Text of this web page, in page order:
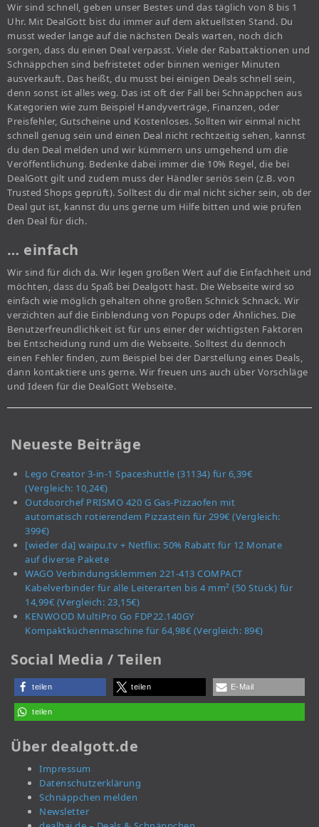
Wir sind schnell, geben unser Bestes und das täglich von 8 bis 1
Uhr. Mit DealGott bist du immer auf dem aktuellsten Stand. Du
musst weder lange auf die nächsten Deals warten, noch dich
sorgen, dass du einen Deal verpasst. Viele der Rabattaktionen und
Schnäppchen sind befristetet oder binnen weniger Minuten
ausverkauft. Das heißt, du musst bei einigen Deals schnell sein,
denn sonst ist alles weg. Das ist oft der Fall bei Schnäppchen aus
Kategorien wie zum Beispiel Handyverträge, Finanzen, oder
Preisfehler, Gutscheine und Kostenloses. Sollten wir einmal nicht
schnell genug sein und einen Deal nicht rechtzeitig sehen, kannst
du den Deal melden und wir kümmern uns umgehend um die
Veröffentlichung. Bedenke dabei immer die 10% Regel, die bei
DealGott gilt und zudem muss der Händler seriös sein (z.B. von
Trusted Shops geprüft). Solltest du dir mal nicht sicher sein, ob der
Deal gut ist, kannst du uns gerne um Hilfe bitten und wie prüfen
den Deal für dich.
… einfach
Wir sind für dich da. Wir legen großen Wert auf die Einfachheit und
möchten, dass du Spaß bei Dealgott hast. Die Webseite wird so
einfach wie möglich gehalten ohne großen Schnick Schnack. Wir
verzichten auf die Einblendung von Popups oder Ähnliches. Die
Benutzerfreundlichkeit ist für uns einer der wichtigsten Faktoren
bei Entscheidung rund um die Webseite. Solltest du dennoch
einen Fehler finden, zum Beispiel bei der Darstellung eines Deals,
dann kontaktiere uns gerne. Wir freuen uns auch über Vorschläge
und Ideen für die DealGott Webseite.
Neueste Beiträge
Lego Creator 3-in-1 Spaceshuttle (31134) für 6,39€
(Vergleich: 10,24€)
Outdoorchef PRISMO 420 G Gas-Pizzaofen mit
automatisch rotierendem Pizzastein für 299€ (Vergleich:
399€)
[wieder da] waipu.tv + Netflix: 50% Rabatt für 12 Monate
auf diverse Pakete
WAGO Verbindungsklemmen 221-413 COMPACT
Kabelverbinder für alle Leiterarten bis 4 mm² (50 Stück) für
14,99€ (Vergleich: 23,15€)
KENWOOD MultiPro Go FDP22.140GY
Kompaktküchenmaschine für 64,98€ (Vergleich: 89€)
Social Media / Teilen
teilen teilen E-Mail
teilen
Über dealgott.de
Impressum
Datenschutzerklärung
Schnäppchen melden
Newsletter